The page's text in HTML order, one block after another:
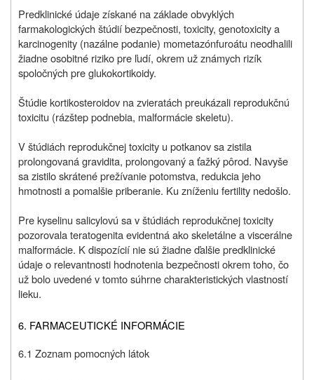
Predklinické údaje získané na základe obvyklých
farmakologických štúdií bezpečnosti, toxicity, genotoxicity a
karcinogenity (nazálne podanie) mometazónfuroátu neodhalili
žiadne osobitné riziko pre ľudí, okrem už známych rizík
spoločných pre glukokortikoidy.
Štúdie kortikosteroidov na zvieratách preukázali reprodukčnú
toxicitu (rázštep podnebia, malformácie skeletu).
V štúdiách reprodukčnej toxicity u potkanov sa zistila
prolongovaná gravidita, prolongovaný a ťažký pôrod. Navyše
sa zistilo skrátené prežívanie potomstva, redukcia jeho
hmotnosti a pomalšie priberanie. Ku zníženiu fertility nedošlo.
Pre kyselinu salicylovú sa v štúdiách reprodukčnej toxicity
pozorovala teratogenita evidentná ako skeletálne a viscerálne
malformácie. K dispozícií nie sú žiadne ďalšie predklinické
údaje o relevantnosti hodnotenia bezpečnosti okrem toho, čo
už bolo uvedené v tomto súhrne charakteristických vlastností
lieku.
6. FARMACEUTICKÉ INFORMÁCIE
6.1 Zoznam pomocných látok